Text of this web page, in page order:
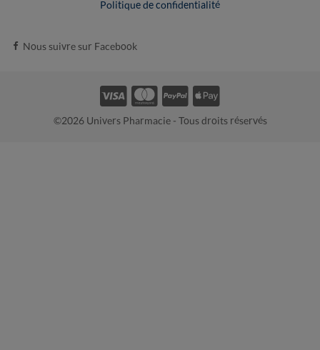
Politique de confidentialité
Nous suivre sur Facebook
©2026 Univers Pharmacie - Tous droits réservés